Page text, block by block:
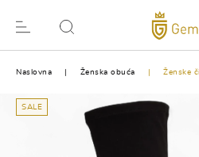
Naslovna Ženska obuća Ženske
SALE